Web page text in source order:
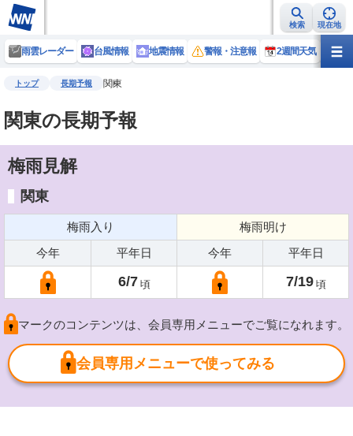
検索 現在地
雨雲レーダー 台風情報 地震情報 警報・注意報 2週間天気 ラ
トップ 長期予報 関東
関東の長期予報
梅雨見解
関東
梅雨入り
梅雨明け
今年
平年日 今年 平年日
6/7 7/19
マークのコンテンツは、会員専用メニューでご覧になれます。
会員専用メニューで使ってみる